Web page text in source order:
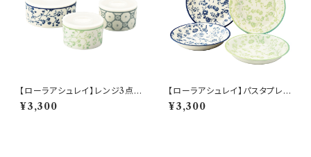
【ローラアシュレイ】レンジ3点セ
ット【LA110】LA110-82−3
¥3,300
【ローラアシュレイ】パスタプレ
ートセット【LA110】LA110-184
¥3,300